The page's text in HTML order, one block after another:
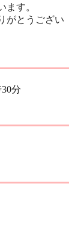
ます。
がとうござい
分